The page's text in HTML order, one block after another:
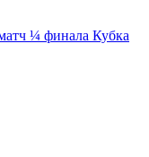
¼ финала Кубка